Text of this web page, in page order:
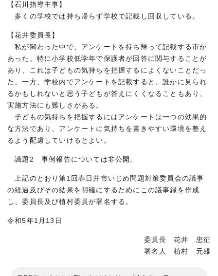
【石川指導主事】
多くの学校では持ち帰らず学校で記載し回収している。
【花井委員長】
私が関わった中で、アンケートを持ち帰って記載する市が
あった。特に小学校低学年で保護者が回答に関与することが
あり、これは子どもの気持ちを把握するによくないことだっ
た。一方、学校内でアンケートを記載すると、誰かに見られ
るかもしれないと思う子どもが答えにくくなることもあり、
実施方法にも難しさがある。
子どもの気持ちを把握するにはアンケートは一つの効果的
な方法であり、アンケートに気持ちを書きやすい環境を整え
るよう配慮していけるとよい。
議題2 事例報告については非公開。
上記のとおり第1回春日井市いじめ問題対策委員会の議事
の経過及びその結果を明確にするためにこの議事録を作成
し、委員長及び植村委員が署名する。
令和5年1月13日
委員長 花井 忠征
署名人 植村 元雄